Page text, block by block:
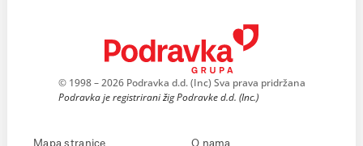
© 1998 – 2026 Podravka d.d. (Inc) Sva prava pridržana
Podravka je registrirani žig Podravke d.d. (Inc.)
Mapa stranice O nama